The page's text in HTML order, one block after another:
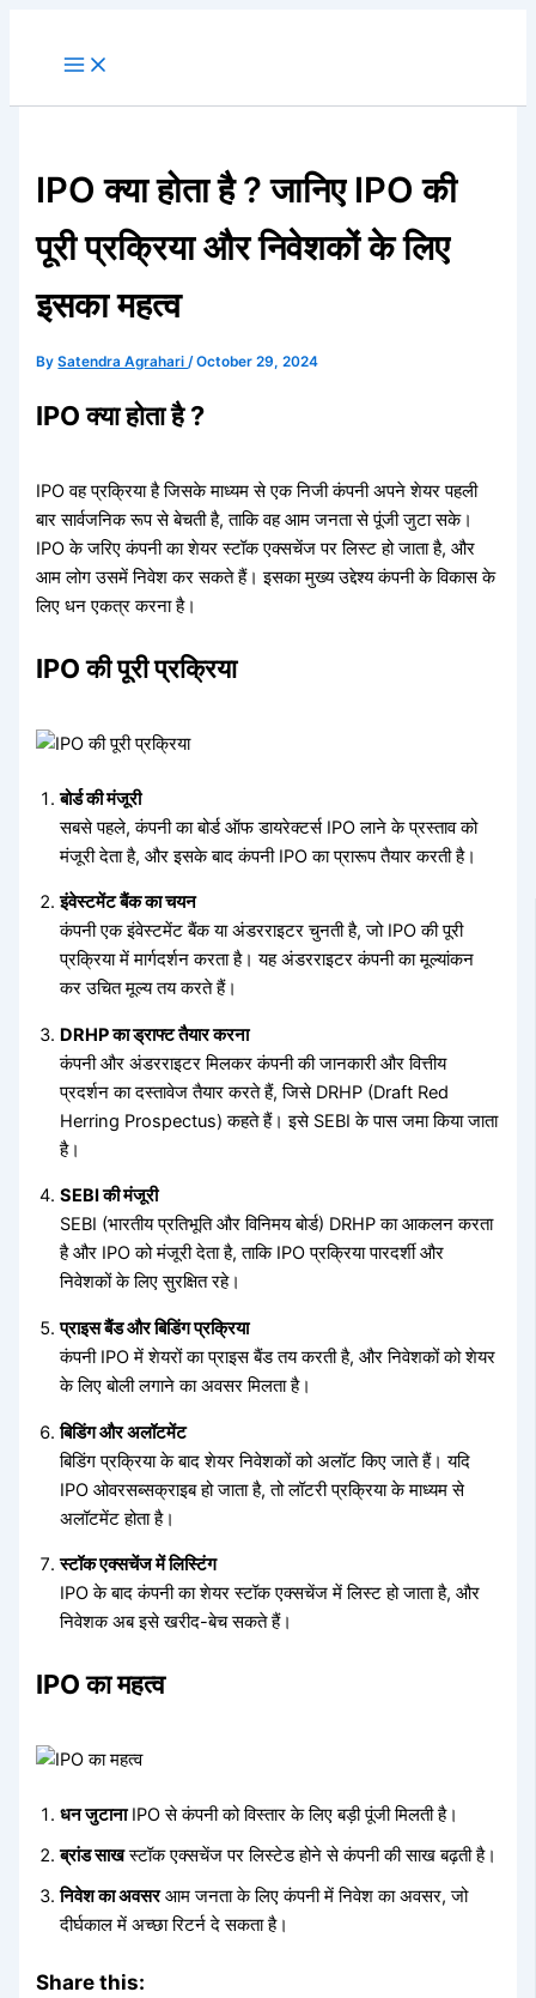
IPO क्या होता है ? जानिए IPO की
पूरी प्रक्रिया और निवेशकों के लिए
इसका महत्व
BySatendra Agrahari/October 29, 2024
IPO क्या होता है ?
IPO वह प्रक्रिया है जिसके माध्यम से एक निजी कंपनी अपने शेयर पहली
बार सार्वजनिक रूप से बेचती है, ताकि वह आम जनता से पूंजी जुटा सके।
IPO के जरिए कंपनी का शेयर स्टॉक एक्सचेंज पर लिस्ट हो जाता है, और
आम लोग उसमें निवेश कर सकते हैं। इसका मुख्य उद्देश्य कंपनी के विकास के
लिए धन एकत्र करना है।
IPO की पूरी प्रक्रिया
बोर्ड की मंजूरी
सबसे पहले, कंपनी का बोर्ड ऑफ डायरेक्टर्स IPO लाने के प्रस्ताव को
मंजूरी देता है, और इसके बाद कंपनी IPO का प्रारूप तैयार करती है।
इंवेस्टमेंट बैंक का चयन
कंपनी एक इंवेस्टमेंट बैंक या अंडरराइटर चुनती है, जो IPO की पूरी
प्रक्रिया में मार्गदर्शन करता है। यह अंडरराइटर कंपनी का मूल्यांकन
कर उचित मूल्य तय करते हैं।
DRHP का ड्राफ्ट तैयार करना
कंपनी और अंडरराइटर मिलकर कंपनी की जानकारी और वित्तीय
प्रदर्शन का दस्तावेज तैयार करते हैं, जिसे DRHP (Draft Red
Herring Prospectus) कहते हैं। इसे SEBI के पास जमा किया जाता
है।
SEBI की मंजूरी
SEBI (भारतीय प्रतिभूति और विनिमय बोर्ड) DRHP का आकलन करता
है और IPO को मंजूरी देता है, ताकि IPO प्रक्रिया पारदर्शी और
निवेशकों के लिए सुरक्षित रहे।
प्राइस बैंड और बिडिंग प्रक्रिया
कंपनी IPO में शेयरों का प्राइस बैंड तय करती है, और निवेशकों को शेयर
के लिए बोली लगाने का अवसर मिलता है।
बिडिंग और अलॉटमेंट
बिडिंग प्रक्रिया के बाद शेयर निवेशकों को अलॉट किए जाते हैं। यदि
IPO ओवरसब्सक्राइब हो जाता है, तो लॉटरी प्रक्रिया के माध्यम से
अलॉटमेंट होता है।
स्टॉक एक्सचेंज में लिस्टिंग
IPO के बाद कंपनी का शेयर स्टॉक एक्सचेंज में लिस्ट हो जाता है, और
निवेशक अब इसे खरीद-बेच सकते हैं।
IPO का महत्व
धन जुटानाIPO से कंपनी को विस्तार के लिए बड़ी पूंजी मिलती है।
ब्रांड साखस्टॉक एक्सचेंज पर लिस्टेड होने से कंपनी की साख बढ़ती है।
निवेश का अवसरआम जनता के लिए कंपनी में निवेश का अवसर, जो
दीर्घकाल में अच्छा रिटर्न दे सकता है।
Share this: